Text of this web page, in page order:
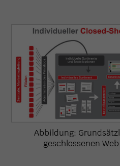
Abbildung:
geschlossenen